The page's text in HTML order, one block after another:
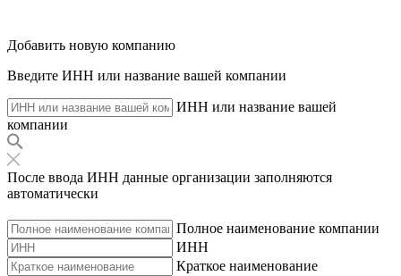
Добавить новую компанию
Введите ИНН или название вашей компании
ИНН или название вашей
компании
После ввода ИНН данные организации заполняются
автоматически
Полное наименование компании
ИНН
Краткое наименование